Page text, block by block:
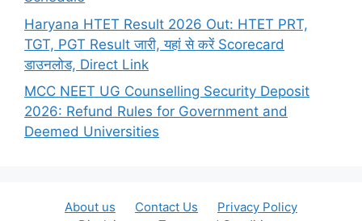
Haryana HTET Result 2026 Out: HTET PRT,
TGT, PGT Result जारी, यहां से करें Scorecard
डाउनलोड, Direct Link
MCC NEET UG Counselling Security Deposit
2026: Refund Rules for Government and
Deemed Universities
About us Contact Us
Privacy Policy